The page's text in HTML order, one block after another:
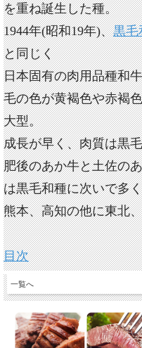
を重ね誕生した種。
1944年(昭和19年)、黒毛
と同じく
日本固有の肉用品種和
毛の色が黄褐色や赤褐
大型。
成長が早く、肉質は黒
肥後のあか牛と土佐の
は黒毛和種に次いで多
熊本、高知の他に東北
目次
一覧へ